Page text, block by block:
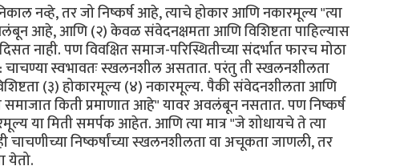
नव्हे, तर जो निष्कर्ष आहे, त्याचे होकार आणि नकारमूल्य "त्या
आहे, आणि (२) केवळ संवेदनक्षमता आणि विशिष्टता पाहिल्यास
नाही. पण विवक्षित समाज-परिस्थितीच्या संदर्भात फारच मोठा
स्वभावतः स्खलनशील असतात. परंतु ती स्खलनशीलता
(३) होकारमूल्य (४) नकारमूल्य. पैकी संवेदनशीलता आणि
किती प्रमाणात आहे" यावर अवलंबून नसतात. पण निष्कर्ष
या मिती समर्पक आहेत. आणि त्या मात्र "जे शोधायचे ते त्या
निष्कर्षांच्या स्खलनशीलता वा अचूकता जाणली, तर
येतो.